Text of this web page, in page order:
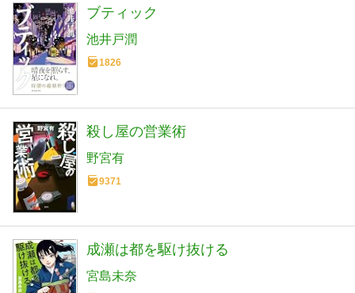
ブティック
池井戸潤
1826
殺し屋の営業術
野宮有
9371
成瀬は都を駆け抜ける
宮島未奈